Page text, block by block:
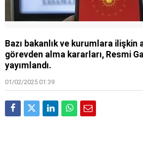
Bazı bakanlık ve kurumlara ilişkin
görevden alma kararları, Resmi
yayımlandı.
01/02/2025 01:39